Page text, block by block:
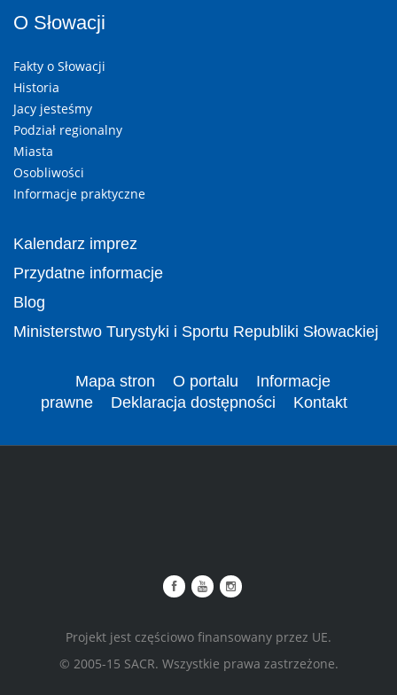
O Słowacji
Fakty o Słowacji
Historia
Jacy jesteśmy
Podział regionalny
Miasta
Osobliwości
Informacje praktyczne
Kalendarz imprez
Przydatne informacje
Blog
Ministerstwo Turystyki i Sportu Republiki Słowackiej
Mapa stron O portalu
Informacje
prawne
Deklaracja dostępności Kontakt
Projekt jest częściowo finansowany przez UE.
© 2005-15 SACR. Wszystkie prawa zastrzeżone.